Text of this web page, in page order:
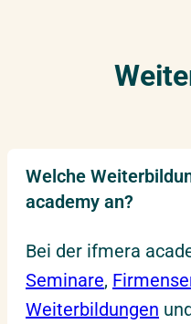
Welche
academy an?
Bei der ifmera
Seminare,
Weiterbildungen